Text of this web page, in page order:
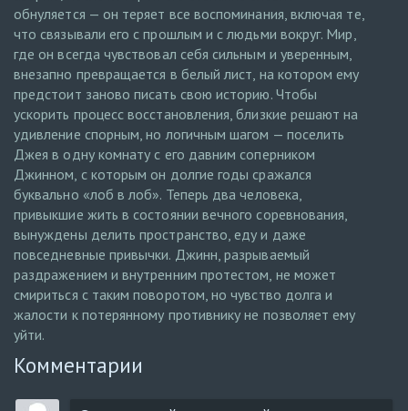
обнуляется — он теряет все воспоминания, включая те,
что связывали его с прошлым и с людьми вокруг. Мир,
где он всегда чувствовал себя сильным и уверенным,
внезапно превращается в белый лист, на котором ему
предстоит заново писать свою историю. Чтобы
ускорить процесс восстановления, близкие решают на
удивление спорным, но логичным шагом — поселить
Джея в одну комнату с его давним соперником
Джинном, с которым он долгие годы сражался
буквально «лоб в лоб». Теперь два человека,
привыкшие жить в состоянии вечного соревнования,
вынуждены делить пространство, еду и даже
повседневные привычки. Джинн, разрываемый
раздражением и внутренним протестом, не может
смириться с таким поворотом, но чувство долга и
жалости к потерянному противнику не позволяет ему
уйти.
Комментарии